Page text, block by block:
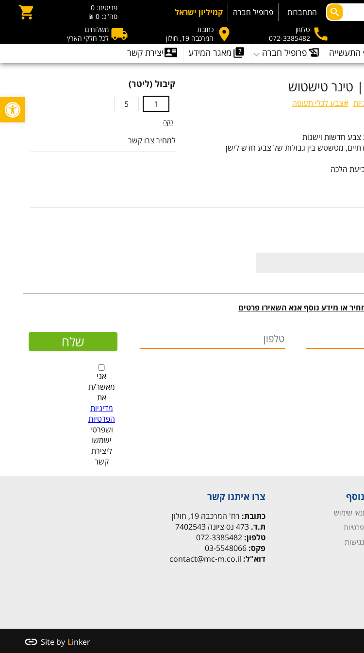
פתח
התחברות פרופיל חברה קמיליון ישראל פריטים: 0
סה"כ: 0 ₪
טלפון
072-3385482
כתובת
המרכבה 19, חולון
משלוחים
לכל חלקי הארץ
התעשייה פרופיל חברה מאגר המידע יצירת קשר
#צבע לכלי תעופה
צבע חדשות וישנות
מטשטש בין גבולות של צבע חדש לישן
הלכה
קיבול (ליטר)
1
5
נקה
למחיר צרו קשר
או מידע נוסף אנא השאירו פרטים
אני
מאשר/ת
את
מדיניות
הפרטיות
ושפרטי
ישמשו
ליצירת
קשר
שימוש
צרו איתנו קשר
כתובת: רח' המרכבה 19, חולון
ת.ד.
טלפון:
פקס:
דוא"ל:
Site by Linker